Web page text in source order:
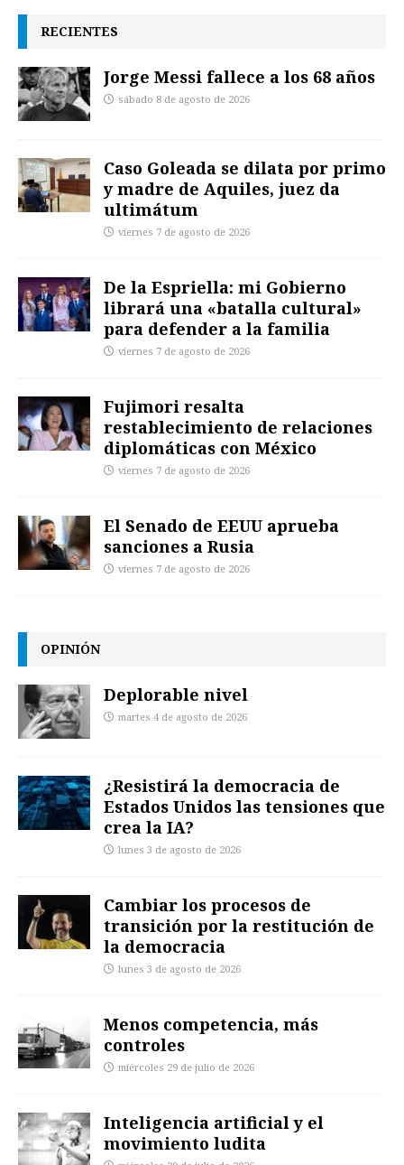
RECIENTES
Jorge Messi fallece a los 68 años
sábado 8 de agosto de 2026
Caso Goleada se dilata por primo
y madre de Aquiles, juez da
ultimátum
viernes 7 de agosto de 2026
De la Espriella: mi Gobierno
librará una «batalla cultural»
para defender a la familia
viernes 7 de agosto de 2026
Fujimori resalta
restablecimiento de relaciones
diplomáticas con México
viernes 7 de agosto de 2026
El Senado de EEUU aprueba
sanciones a Rusia
viernes 7 de agosto de 2026
OPINIÓN
Deplorable nivel
martes 4 de agosto de 2026
¿Resistirá la democracia de
Estados Unidos las tensiones que
crea la IA?
lunes 3 de agosto de 2026
Cambiar los procesos de
transición por la restitución de
la democracia
lunes 3 de agosto de 2026
Menos competencia, más
controles
miércoles 29 de julio de 2026
Inteligencia artificial y el
movimiento ludita